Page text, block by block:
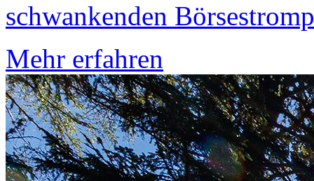
schwankenden
Mehr erfahren